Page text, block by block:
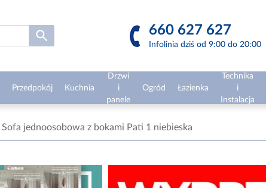
660 627 627
Infolinia dziś od 9:00 do 20:00
Przedpokój Kuchnia
Drzwi
i
panele
Ogród Łazienka
Technika
i
Instalacja
Sofa jednoosobowa z bokami Pati 1 niebieska